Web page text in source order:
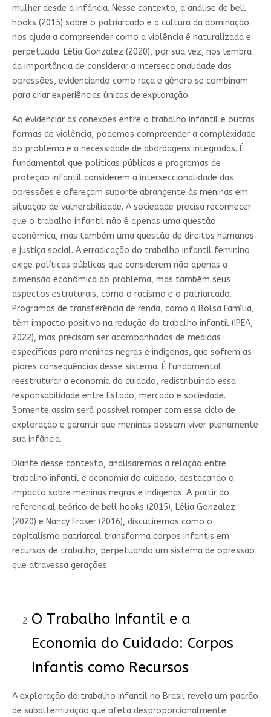
mulher desde a infância. Nesse contexto, a análise de bell
hooks (2015) sobre o patriarcado e a cultura da dominação
nos ajuda a compreender como a violência é naturalizada e
perpetuada. Lélia Gonzalez (2020), por sua vez, nos lembra
da importância de considerar a interseccionalidade das
opressões, evidenciando como raça e gênero se combinam
para criar experiências únicas de exploração.
Ao evidenciar as conexões entre o trabalho infantil e outras
formas de violência, podemos compreender a complexidade
do problema e a necessidade de abordagens integradas. É
fundamental que políticas públicas e programas de
proteção infantil considerem a interseccionalidade das
opressões e ofereçam suporte abrangente às meninas em
situação de vulnerabilidade. A sociedade precisa reconhecer
que o trabalho infantil não é apenas uma questão
econômica, mas também uma questão de direitos humanos
e justiça social. A erradicação do trabalho infantil feminino
exige políticas públicas que considerem não apenas a
dimensão econômica do problema, mas também seus
aspectos estruturais, como o racismo e o patriarcado.
Programas de transferência de renda, como o Bolsa Família,
têm impacto positivo na redução do trabalho infantil (IPEA,
2022), mas precisam ser acompanhados de medidas
específicas para meninas negras e indígenas, que sofrem as
piores consequências desse sistema. É fundamental
reestruturar a economia do cuidado, redistribuindo essa
responsabilidade entre Estado, mercado e sociedade.
Somente assim será possível romper com esse ciclo de
exploração e garantir que meninas possam viver plenamente
sua infância.
Diante desse contexto, analisaremos a relação entre
trabalho infantil e economia do cuidado, destacando o
impacto sobre meninas negras e indígenas. A partir do
referencial teórico de bell hooks (2015), Lélia Gonzalez
(2020) e Nancy Fraser (2016), discutiremos como o
capitalismo patriarcal transforma corpos infantis em
recursos de trabalho, perpetuando um sistema de opressão
que atravessa gerações.
O Trabalho Infantil e a
Economia do Cuidado: Corpos
Infantis como Recursos
A exploração do trabalho infantil no Brasil revela um padrão
de subalternização que afeta desproporcionalmente